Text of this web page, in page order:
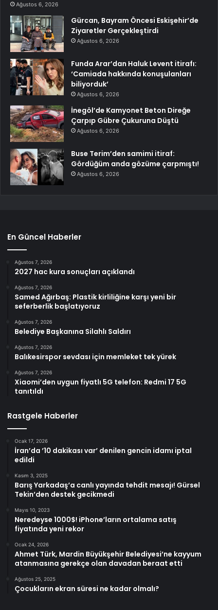
Ağustos 6, 2026
Gürcan, Bayram Öncesi Eskişehir’de
Ziyaretler Gerçekleştirdi
Ağustos 6, 2026
Funda Arar’dan Haluk Levent itirafı:
‘Camiada hakkında konuşulanları
biliyorduk’
Ağustos 6, 2026
İnegöl’de Kamyonet Beton Direğe
Çarpıp Gübre Çukuruna Düştü
Ağustos 6, 2026
Buse Terim’den samimi itiraf:
Gördüğüm anda gözüme çarpmıştı!
Ağustos 6, 2026
En Güncel Haberler
Ağustos 7, 2026
2027 hac kura sonuçları açıklandı
Ağustos 7, 2026
Samed Ağırbaş: Plastik kirliliğine karşı yeni bir
seferberlik başlatıyoruz
Ağustos 7, 2026
Belediye Başkanına Silahlı Saldırı
Ağustos 7, 2026
Balıkesirspor sevdası için memleket tek yürek
Ağustos 7, 2026
Xiaomi’den uygun fiyatlı 5G telefon: Redmi 17 5G
tanıtıldı
Rastgele Haberler
Ocak 17, 2026
İran’da ’10 dakikası var’ denilen gencin idamı iptal
edildi
Kasım 3, 2025
Barış Yarkadaş’a canlı yayında tehdit mesajı! Gürsel
Tekin’den destek gecikmedi
Mayıs 10, 2023
Neredeyse 1000$! iPhone’ların ortalama satış
fiyatında yeni rekor
Ocak 24, 2026
Ahmet Türk, Mardin Büyükşehir Belediyesi’ne kayyum
atanmasına gerekçe olan davadan beraat etti
Ağustos 25, 2025
Çocukların ekran süresi ne kadar olmalı?